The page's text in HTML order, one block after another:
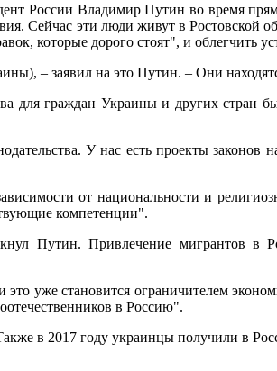
России Владимир Путин во время
Сейчас эти люди живут в Ростовской
которые дорого стоят", и облегчить
– заявил на это Путин. – Они
для граждан Украины и других стран
У нас есть проекты законов
от национальности и
компетенции".
Путин. Привлечение мигрантов в
уже становится ограничителем
в Россию".
в 2017 году украинцы получили в